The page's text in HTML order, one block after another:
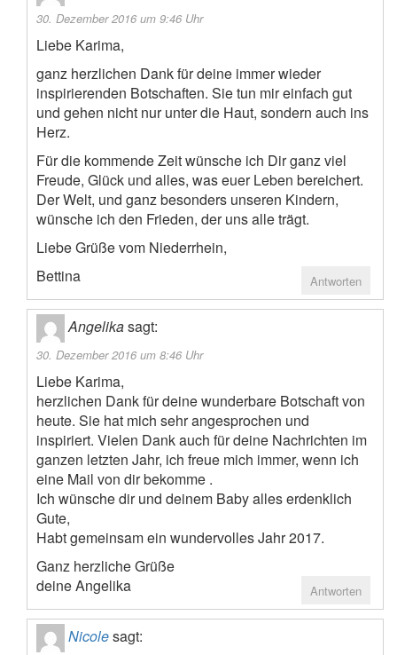
30. Dezember 2016 um 9:46 Uhr
Liebe Karima,
ganz herzlichen Dank für deine immer wieder
inspirierenden Botschaften. Sie tun mir einfach gut
und gehen nicht nur unter die Haut, sondern auch ins
Herz.
Für die kommende Zeit wünsche ich Dir ganz viel
Freude, Glück und alles, was euer Leben bereichert.
Der Welt, und ganz besonders unseren Kindern,
wünsche ich den Frieden, der uns alle trägt.
Liebe Grüße vom Niederrhein,
Bettina
Antworten
Angelikasagt:
30. Dezember 2016 um 8:46 Uhr
Liebe Karima,
herzlichen Dank für deine wunderbare Botschaft von
heute. Sie hat mich sehr angesprochen und
inspiriert. Vielen Dank auch für deine Nachrichten im
ganzen letzten Jahr, ich freue mich immer, wenn ich
eine Mail von dir bekomme .
Ich wünsche dir und deinem Baby alles erdenklich
Gute,
Habt gemeinsam ein wundervolles Jahr 2017.
Ganz herzliche Grüße
deine Angelika
Antworten
Nicolesagt: